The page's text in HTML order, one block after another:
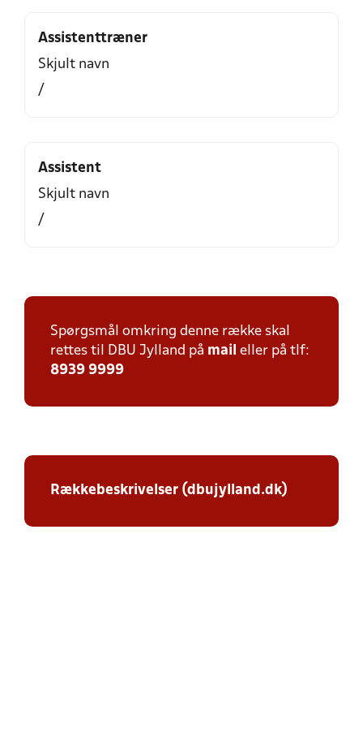
Assistenttræner
Skjult navn
/
Assistent
Skjult navn
/
Spørgsmål omkring denne række skal
rettes til DBU Jylland på mail eller på tlf:
8939 9999
Rækkebeskrivelser (dbujylland.dk)